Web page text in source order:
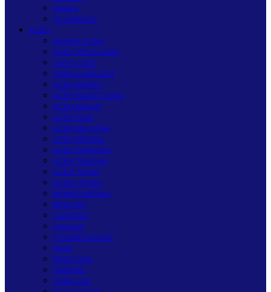
Wisata
OLAHRAGA
ACEH
BANDA ACEH
ACEH TENGGARA
GAYO LUES
SUBULUSSALAM
ACEH BARAT
ACEH BARAT DAYA
ACEH BESAR
ACEH JAYA
ACEH SELATAN
ACEH SINGKIL
ACEH TAMIANG
ACEH TENGAH
ACEH TIMUR
ACEH UTARA
BENER MERIAH
BIREUEN
LANGKAT
LANGSA
LHOKSEUMAWE
PIDIE
PIDIE JAYA
SABANG
SIMEULUE